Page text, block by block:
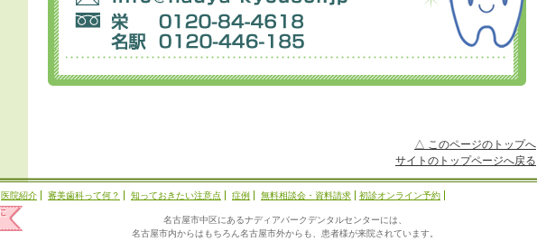
△ このページのトップへ
サイトのトップページへ戻る
医院紹介 審美歯科って何？ 知っておきたい注意点 症例 無料相談会・資料請求 初診オンライン予約
名古屋市中区にあるナディアパークデンタルセンターには、
名古屋市内からはもちろん名古屋市外からも、患者様が来院されています。